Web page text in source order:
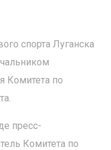
спорта Луганска
Комитета по
пресс-
Комитета по